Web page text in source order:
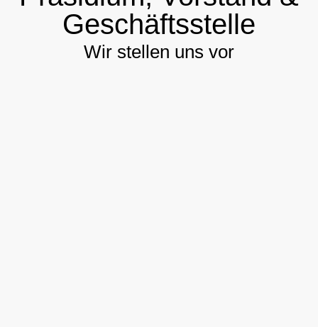
Geschäftsstelle
Wir stellen uns vor